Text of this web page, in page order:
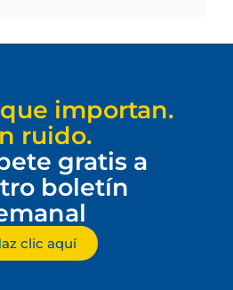
importan.
ruido.
gratis a
boletín
clic aquí